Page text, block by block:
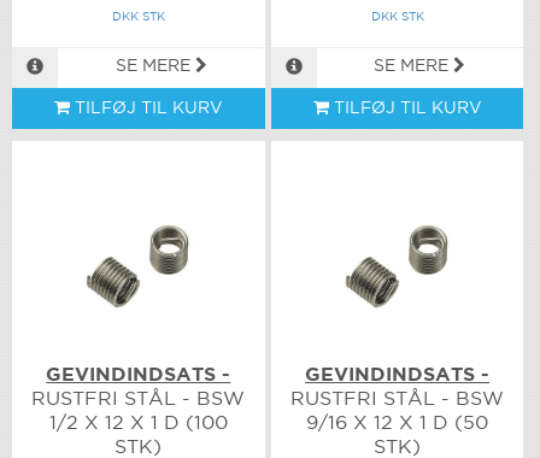
DKK STK
SE MERE
TILFØJ TIL KURV
DKK STK
SE MERE
TILFØJ TIL KURV
GEVINDINDSATS -
RUSTFRI STÅL - BSW
1/2 X 12 X 1 D (100
STK)
GEVINDINDSATS -
RUSTFRI STÅL - BSW
9/16 X 12 X 1 D (50
STK)